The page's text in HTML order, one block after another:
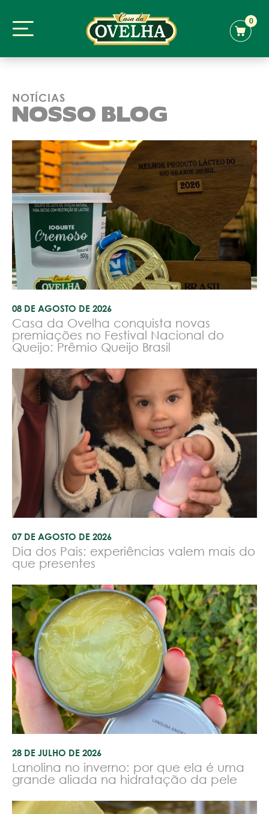
0
NOTÍCIAS
NOSSO BLOG
08 DE AGOSTO DE 2026
Casa da Ovelha conquista novas
premiações no Festival Nacional do
Queijo: Prêmio Queijo Brasil
07 DE AGOSTO DE 2026
Dia dos Pais: experiências valem mais do
que presentes
28 DE JULHO DE 2026
Lanolina no inverno: por que ela é uma
grande aliada na hidratação da pele